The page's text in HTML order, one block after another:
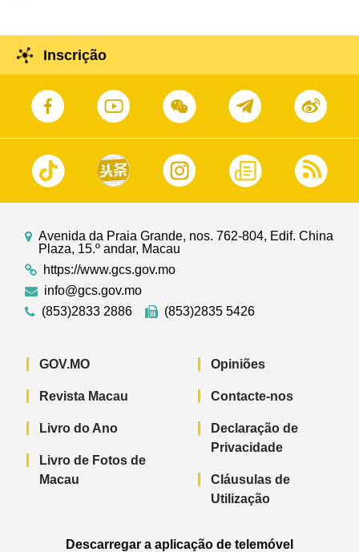
Inscrição
Avenida da Praia Grande, nos. 762-804, Edif. China
Plaza, 15.º andar, Macau
https://www.gcs.gov.mo
info@gcs.gov.mo
(853)2833 2886
(853)2835 5426
GOV.MO
Revista Macau
Livro do Ano
Livro de Fotos de
Macau
Opiniões
Contacte-nos
Declaração de
Privacidade
Cláusulas de
Utilização
Descarregar a aplicação de telemóvel